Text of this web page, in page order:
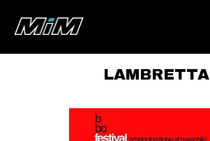
LAMBRETTA